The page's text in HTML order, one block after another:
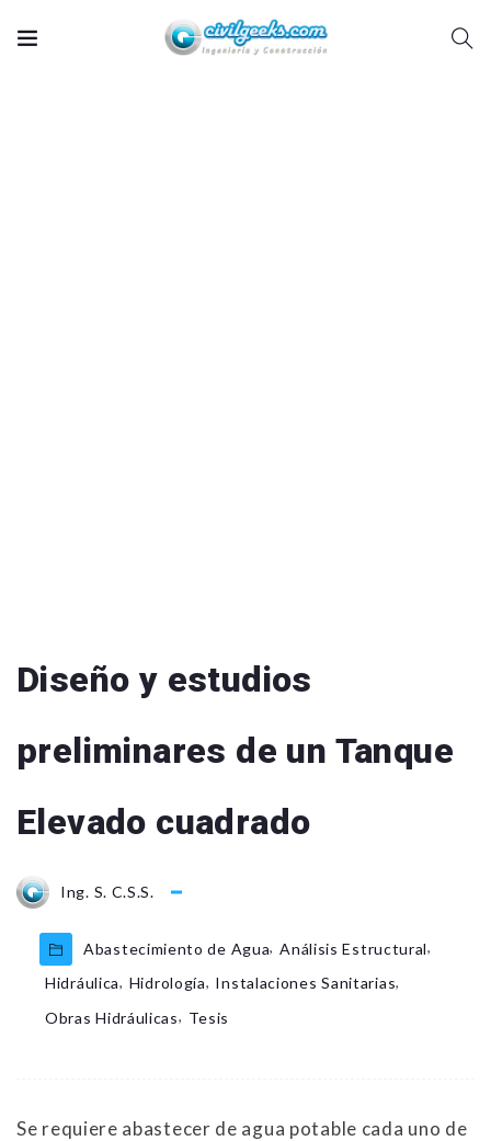
Diseño y estudios
preliminares de un Tanque
Elevado cuadrado
Ing. S. C.S.S.
Abastecimiento de Agua, Análisis Estructural,
Hidráulica, Hidrología, Instalaciones Sanitarias,
Obras Hidráulicas, Tesis
Se requiere abastecer de agua potable cada uno de